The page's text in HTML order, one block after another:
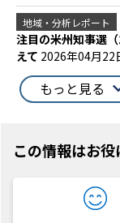
地域・分析レポート
注目の米州知事選
えて 2026年04月22
もっと見る
この情報はお